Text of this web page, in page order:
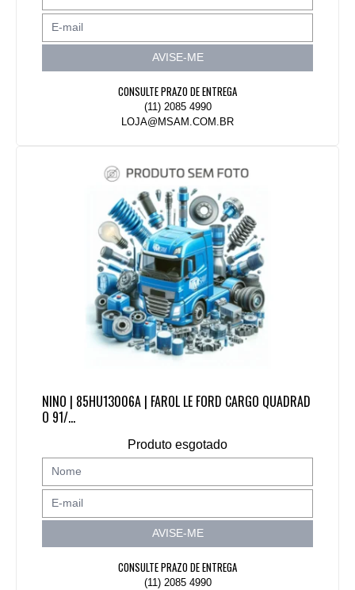
AVISE-ME
CONSULTE PRAZO DE ENTREGA
(11) 2085 4990
LOJA@MSAM.COM.BR
NINO | 85HU13006A | FAROL LE FORD CARGO QUADRAD
O 91/...
Produto esgotado
AVISE-ME
CONSULTE PRAZO DE ENTREGA
(11) 2085 4990